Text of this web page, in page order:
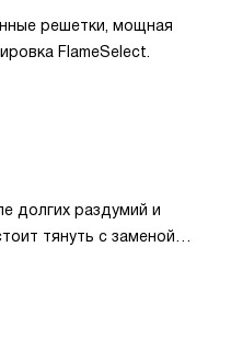
решетки, мощная
FlameSelect.
долгих раздумий и
тянуть с заменой
вок — стало понятно,
даёт нужный